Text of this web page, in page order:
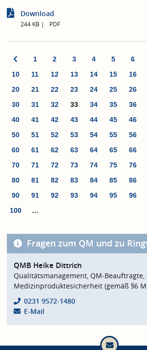
Download
244 KB PDF
1 2 3 4 5 6
10
11 12 13 14 15 16
20
21 22 23 24 25 26
30
31 32 33 34 35 36
40
41 42 43 44 45 46
50
51 52 53 54 55 56
60
61 62 63 64 65 66
70
71 72 73 74 75 76
80
81 82 83 84 85 86
90
91 92 93 94 95 96
100
…
Fragen zum QM und zu
QMB Heike Dittrich
Qualitätsmanagement, QM-
Medizinproduktesicherheit (gemäß §6
0231 9572-1480
E-Mail